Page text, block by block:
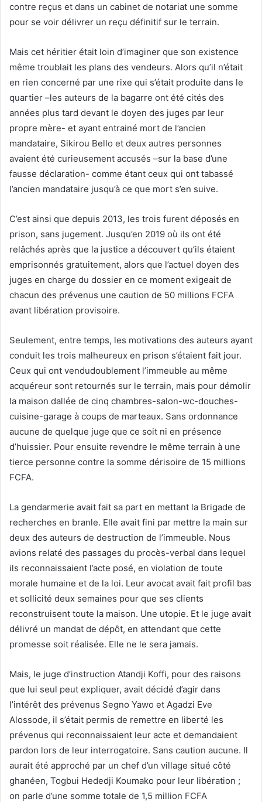
contre reçus et dans un cabinet de notariat une somme
pour se voir délivrer un reçu définitif sur le terrain.
Mais cet héritier était loin d’imaginer que son existence
même troublait les plans des vendeurs. Alors qu’il n’était
en rien concerné par une rixe qui s’était produite dans le
quartier –les auteurs de la bagarre ont été cités des
années plus tard devant le doyen des juges par leur
propre mère- et ayant entrainé mort de l’ancien
mandataire, Sikirou Bello et deux autres personnes
avaient été curieusement accusés –sur la base d’une
fausse déclaration- comme étant ceux qui ont tabassé
l’ancien mandataire jusqu’à ce que mort s’en suive.
C’est ainsi que depuis 2013, les trois furent déposés en
prison, sans jugement. Jusqu’en 2019 où ils ont été
relâchés après que la justice a découvert qu’ils étaient
emprisonnés gratuitement, alors que l’actuel doyen des
juges en charge du dossier en ce moment exigeait de
chacun des prévenus une caution de 50 millions FCFA
avant libération provisoire.
Seulement, entre temps, les motivations des auteurs ayant
conduit les trois malheureux en prison s’étaient fait jour.
Ceux qui ont vendudoublement l’immeuble au même
acquéreur sont retournés sur le terrain, mais pour démolir
la maison dallée de cinq chambres-salon-wc-douches-
cuisine-garage à coups de marteaux. Sans ordonnance
aucune de quelque juge que ce soit ni en présence
d’huissier. Pour ensuite revendre le même terrain à une
tierce personne contre la somme dérisoire de 15 millions
FCFA.
La gendarmerie avait fait sa part en mettant la Brigade de
recherches en branle. Elle avait fini par mettre la main sur
deux des auteurs de destruction de l’immeuble. Nous
avions relaté des passages du procès-verbal dans lequel
ils reconnaissaient l’acte posé, en violation de toute
morale humaine et de la loi. Leur avocat avait fait profil bas
et sollicité deux semaines pour que ses clients
reconstruisent toute la maison. Une utopie. Et le juge avait
délivré un mandat de dépôt, en attendant que cette
promesse soit réalisée. Elle ne le sera jamais.
Mais, le juge d’instruction Atandji Koffi, pour des raisons
que lui seul peut expliquer, avait décidé d’agir dans
l’intérêt des prévenus Segno Yawo et Agadzi Eve
Alossode, il s’était permis de remettre en liberté les
prévenus qui reconnaissaient leur acte et demandaient
pardon lors de leur interrogatoire. Sans caution aucune. Il
aurait été approché par un chef d’un village situé côté
ghanéen, Togbui Hededji Koumako pour leur libération ;
on parle d’une somme totale de 1,5 million FCFA